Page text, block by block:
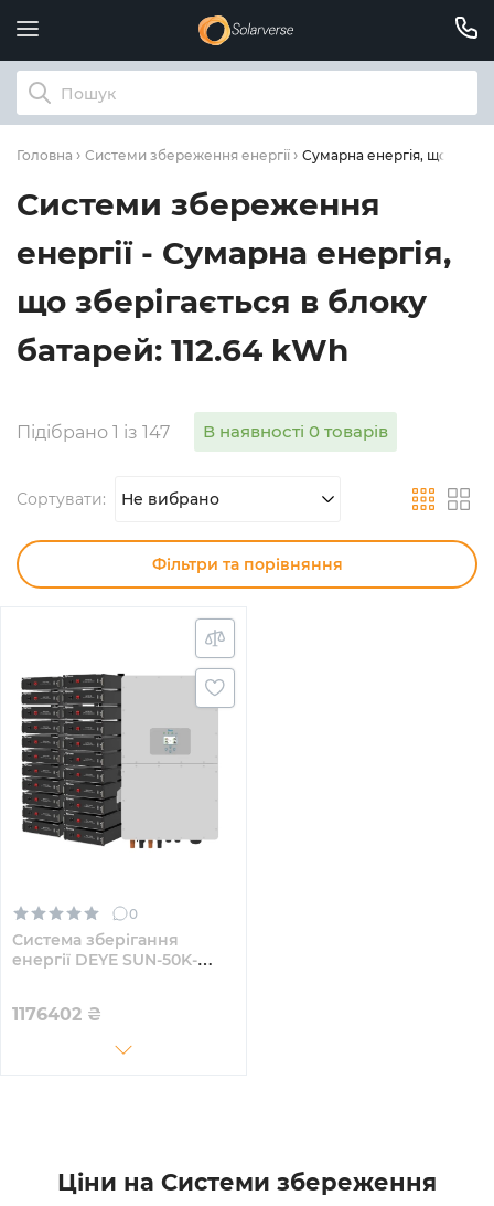
Головна Системи збереження енергії Сумарна енергія, що
Системи збереження
енергії - Сумарна енергія,
що зберігається в блоку
батарей: 112.64 kWh
Підібрано 1 із 147 В наявності 0 товарів
Сортувати: Не вибрано
Фільтри та порівняння
0
Система зберігання
енергії DEYE SUN-50K-
112.64kWh 2BAT LiFePO4
1176402 ₴
Ціни на Системи збереження